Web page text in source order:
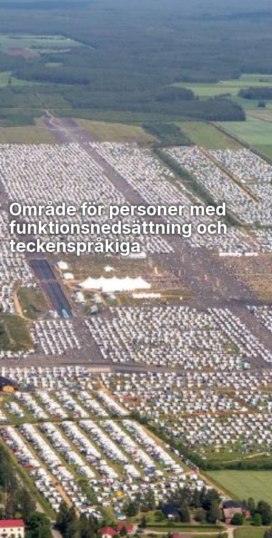
Område för personer med
funktionsnedsättning och
teckenspråkiga